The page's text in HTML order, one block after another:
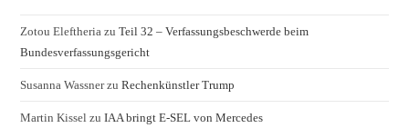
Zotou Eleftheria zuTeil 32 – Verfassungsbeschwerde beim
Bundesverfassungsgericht
Susanna WassnerzuRechenkünstler Trump
Martin Kissel zuIAA bringt E-SEL von Mercedes